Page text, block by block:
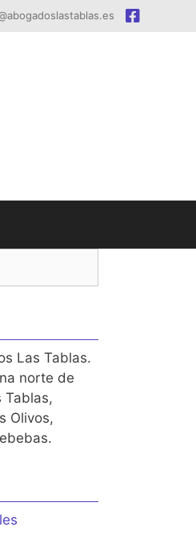
Las Tablas.
norte de
Tablas,
Olivos,